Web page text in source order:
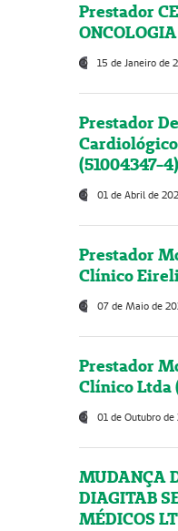
Prestador
ONCOLOGIA
15 de Janeiro de
Prestador
(51004347-4)
01 de Abril de
Prestador
Clínico
07 de Maio de
Prestador
Clínico Ltda
01 de Outubro de
MUDANÇA
DIAGITAB
MÉDICOS